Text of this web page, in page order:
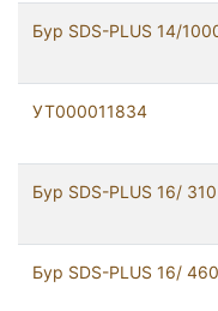
Бур SDS-PLUS 14/
УТ000011834
Бур SDS-PLUS 16/
Бур SDS-PLUS 16/